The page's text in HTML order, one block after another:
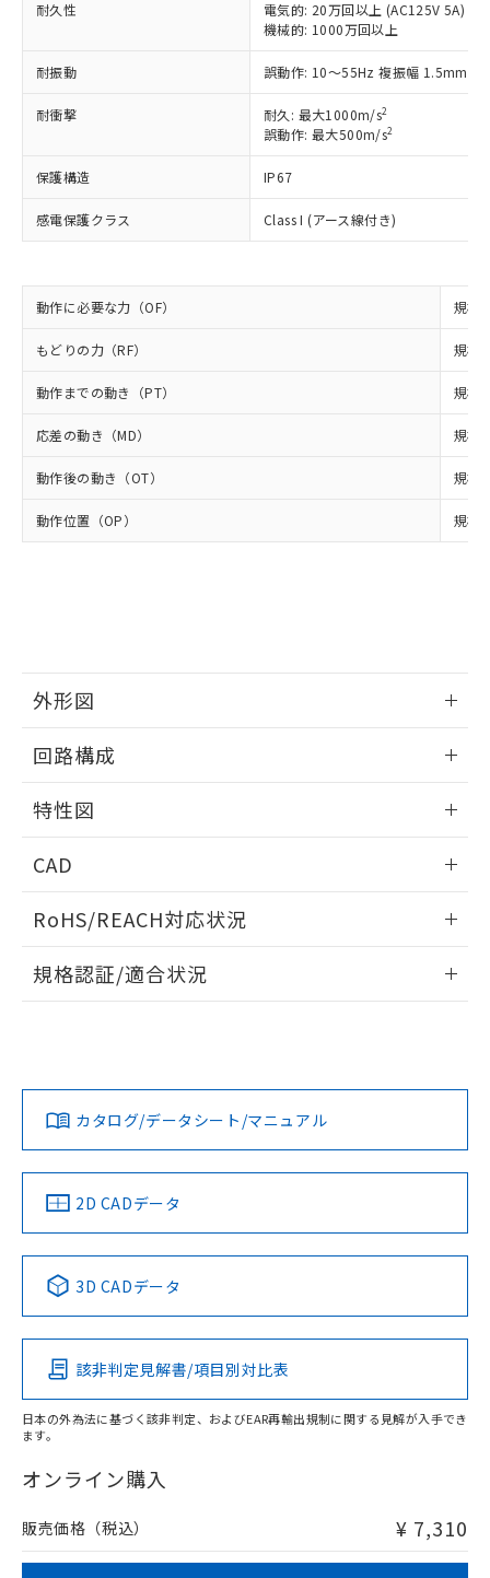
耐久性
電気的: 20万回以上 (AC125V 5A)
機械的: 1000万回以上
耐振動 誤動作: 10～55Hz 複振幅 1.5mm
耐衝撃 耐久: 最大1000m/s2
誤動作: 最大500m/s2
保護構造 IP67
感電保護クラス Class I (アース線付き)
動作に必要な力（OF） 規格
もどりの力（RF） 規格
動作までの動き（PT） 規格
応差の動き（MD） 規格
動作後の動き（OT） 規格
動作位置（OP） 規格
外形図
取りつけ穴加工図
回路構成
特性図
耐久曲線図
電気的:
CAD
ドすることができます。
ログイン/会員登録
ダウンロードデータをご利用いただく前に、以下を必ずお読
みください。
ソフトウェアの使用条件
RoHS/REACH対応状況
EU RoHS 注意事項・凡例
対応済み
中国 RoHS 注意事項・凡例
Pb Hg Cd Cr(VI)
O
在庫等で未対応品が混在する可能性があります。
問い合わせください。
規格認証/適合状況
LR型式承認
（イギリス
船舶規格）
DNV型式承認
（ノルウェー
BV型式承認
（フランス
KR型式
（韓国
No No No No
この製品の規格認証/適合状況ページへ
その他の認証はこちらのページからご検索ください
カタログ/データシート/マニュアル
2D CADデータ
3D CADデータ
該非判定見解書/項目別対比表
日本の外為法に基づく該非判定、およびEAR再輸出規制に関する見解が入手でき
ます。
オンライン購入
販売価格（税込） ¥ 7,310
記載している更新日時点での社内デー
タに基づき作成されるものであり、閲
覧された時点での実際の在庫および標
準価格とは異なる場合があることをご
正式な納期状況および標準価格はお客
様のお取引先、またはお客様担当のオ
ムロン制御機器販売店・当社販売員に
ご相談ください。
オムロン制御機器販売店や当社販売拠
点は「販売ネットワーク
」をご確認
事前の承諾なく第三者に漏洩または開
示しないようお願いします。
マイパーツ機能（部品リスト作成サー
ビス）をご利用いただくには、I-Web
あります。
登録された部品リストについて、当社
品・サービスに関するお客様との取
引・商談に必要な範囲で利用すること
鉛(Pb) 1000ppm以下、 水銀(Hg) 1000ppm以下、 カド
六価クロム(Cr(Ⅵ)) 1000ppm以下、ポリ臭化ビフェニル
類(PBB) 1000ppm以下、ポリ臭化ジフェニルエーテル類
(PBDE) 1000ppm以下、フタル酸ビス(2-エチルヘキシ
ル) (DEHP)(別名：DOP) 1000ppm以下、フタル酸ブチ
ルベンジル（BBP） 1000ppm以下、フタル酸ジブチル
（DBP） 1000ppm以下、フタル酸ジイソブチル
(DIBP) 1000ppm以下
但し、RoHS指令で産業用監視および制御機器に対する
適用除外項目は除く。
フタル酸エステル類の４物質については閾値を超える意
図的な使用がないことを確認しています。
※2 対応予定月
部品在庫の切り替え状況などにより、予定
※3 非含有証明書ダウンロード
下記の非含有証明書をダウンロードするこ
とができます。
ものではありません。
また、RoHS指令のフタル酸エステル類４
物質の対応では、対応完了までの期間は出
荷製品に未対応品が混在することから備考
欄に対応日を記載しておりました。
していることから、特段のことがない限
り、2022年1月12日より割愛しておりま
*中国RoHS10物質の基準値 (GB/T26572)：
Pb(鉛) :1000ppm、 Hg(水銀) : 1000ppm、 Cd(カドミウ
Cr(Ⅵ)(六価クロム) : 1000ppm、 PBBs(ポリ臭化ビフェ
ニル類) : 1000ppm、 PBDEs(ポリ臭化ジフェニルエーテ
ル) : 1000ppm、
DEHP(フタル酸ビス(2-エチルヘキシル)) : 1000ppm
「ｅ」：有害物質（10物質）のすべてが基
「10」：通常の使用状況下において有害物
及ぼさない年数を意味します。
い合わせください。
（以下｢規制貨物等」という）を輸出
または国外への提供する場合は、日本
国政府の輸出許可(または役務取引許
可)を取得するなどの必要な手続きを
当社は規制貨物を破棄する場合は、完
全に破砕するなど、違法に輸出されな
いよう必要な手段を講じます。
当社は貴社製品を、核兵器、ミサイ
ル、化学兵器、生物兵器またはその他
武器並びにこれらの製造装置等に一切
当社は、貴社製品を第三者に販売する
場合は、上記1、2および3の内容を当
販売先および販売に係わる関係者が違
り引きをいたしません。
合意する キャンセル
一定数以上の在庫あり
一定数には満たないが在庫あり
－
在庫なし(最新の在庫状況につ
いては、お客様のお取引先、ま
機器販売店・当社販売員にご確
認ください)
白
情報を公開していない機種